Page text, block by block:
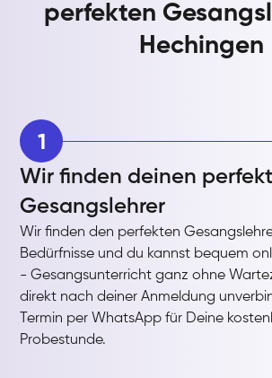
perfekten
Hechingen
1
Wir finden deinen
Gesangslehrer
Wir finden den perfekten
Bedürfnisse und du kannst bequem
- Gesangsunterricht ganz ohne
direkt nach deiner Anmeldung
Termin per WhatsApp für Deine
Probestunde.